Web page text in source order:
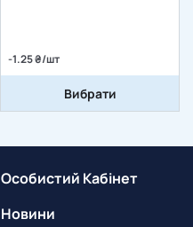
-1.25 ₴/шт
Вибрати
Особистий Кабінет
Новини